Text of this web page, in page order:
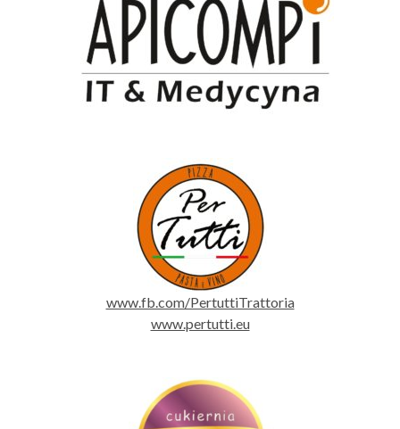
www.fb.com/PertuttiTrattoria
www.pertutti.eu